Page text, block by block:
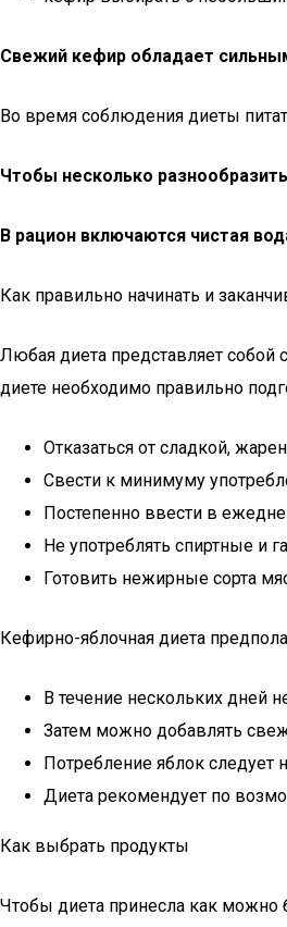
Свежий кефир обладает
Во время соблюдения диеты
Чтобы несколько
В рацион включаются чистая
Как правильно начинать и
Любая диета представляет собой
диете необходимо правильно
Отказаться от сладкой,
Свести к минимуму
Постепенно ввести в
Не употреблять спиртные и
Готовить нежирные сорта
Кефирно-яблочная диета
В течение нескольких
Затем можно добавлять
Потребление яблок следует
Диета рекомендует по
Как выбрать продукты
Чтобы диета принесла как можно